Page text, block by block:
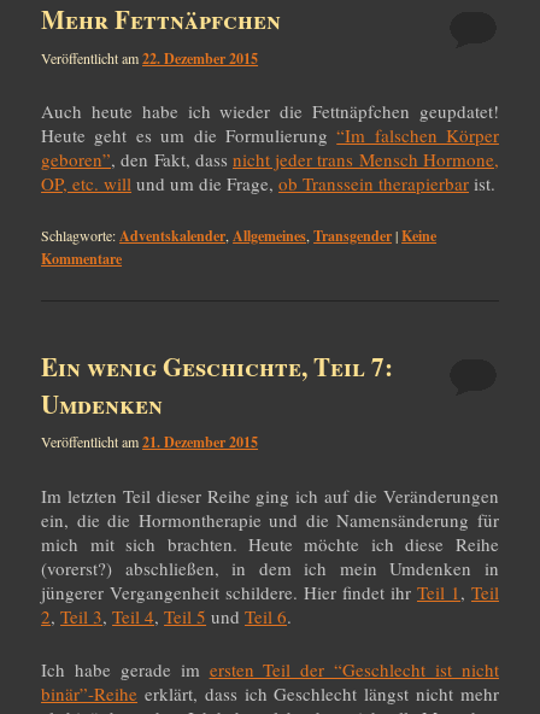
Mehr Fettnäpfchen
Veröffentlicht am22. Dezember 2015
Auch heute habe ich wieder die Fettnäpfchen geupdatet!
Heute geht es um die Formulierung“Im falschen Körper
geboren”, den Fakt, dass nicht jeder trans Mensch Hormone,
OP, etc. will und um die Frage,ob Transsein therapierbar ist.
Schlagworte:Adventskalender,Allgemeines,Transgender|Keine
Kommentare
Ein wenig Geschichte, Teil 7:
Umdenken
Veröffentlicht am21. Dezember 2015
Im letzten Teil dieser Reihe ging ich auf die Veränderungen
ein, die die Hormontherapie und die Namensänderung für
mich mit sich brachten. Heute möchte ich diese Reihe
(vorerst?) abschließen, in dem ich mein Umdenken in
jüngerer Vergangenheit schildere. Hier findet ihr Teil 1 , Teil
2,Teil 3,Teil 4,Teil 5 undTeil 6.
Ich habe gerade im ersten Teil der “Geschlecht ist nicht
binär”-Reihe erklärt, dass ich Geschlecht längst nicht mehr